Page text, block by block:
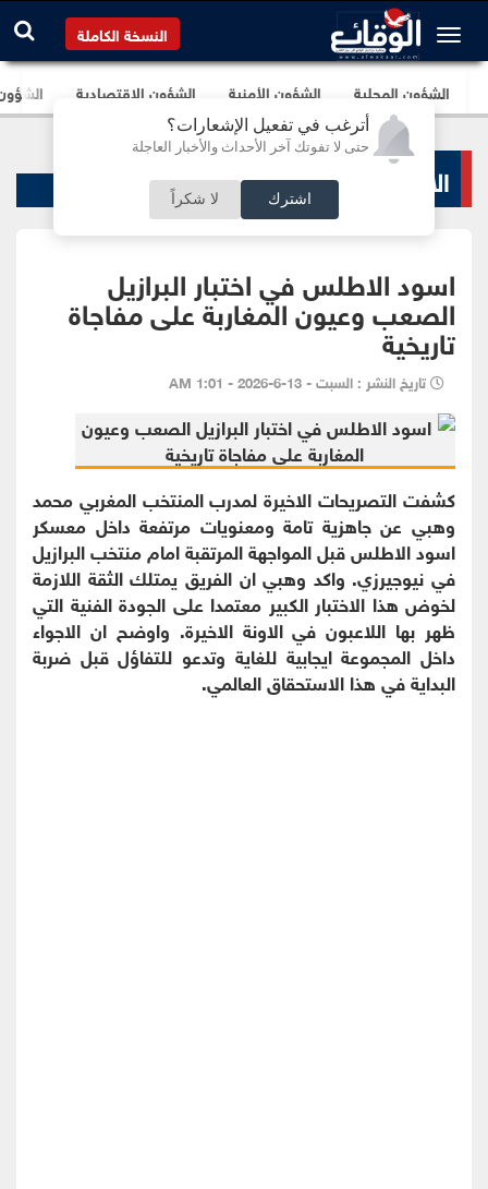
أترغب في تفعيل الإشعارات؟
حتى لا تفوتك آخر الأحداث والأخبار العاجلة
اشترك لا شكراً
النسخة الكاملة
الشؤون المحلية الشؤون الأمنية الشؤون الإقتصادية
الاخبار الرياضية
اسود الاطلس في اختبار البرازيل
الصعب وعيون المغاربة على مفاجاة
تاريخية
تاريخ النشر : السبت - 13-6-2026 - 1:01 AM
كشفت التصريحات الاخيرة لمدرب المنتخب المغربي محمد
وهبي عن جاهزية تامة ومعنويات مرتفعة داخل معسكر
اسود الاطلس قبل المواجهة المرتقبة امام منتخب البرازيل
في نيوجيرزي. واكد وهبي ان الفريق يمتلك الثقة اللازمة
لخوض هذا الاختبار الكبير معتمدا على الجودة الفنية التي
ظهر بها اللاعبون في الاونة الاخيرة. واوضح ان الاجواء
داخل المجموعة ايجابية للغاية وتدعو للتفاؤل قبل ضربة
البداية في هذا الاستحقاق العالمي.